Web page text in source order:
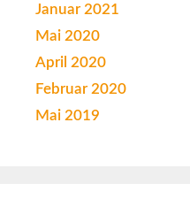
Januar 2021
Mai 2020
April 2020
Februar 2020
Mai 2019